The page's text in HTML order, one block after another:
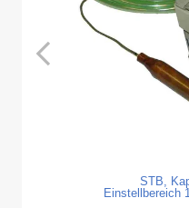
STB,
Einstellbereich